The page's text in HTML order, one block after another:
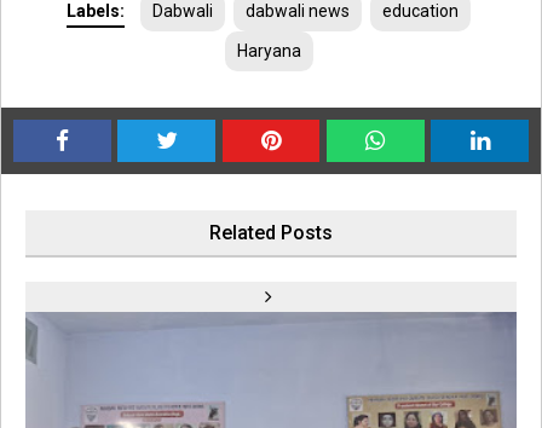
Labels: Dabwali dabwali news education
Haryana
Related Posts